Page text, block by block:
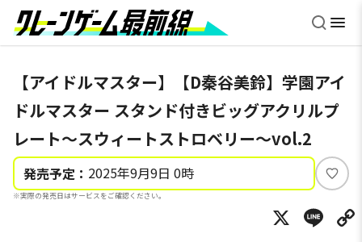
【アイドルマスター】【D秦谷美鈴】学園アイ
ドルマスター スタンド付きビッグアクリルプ
レート～スウィートストロベリー～vol.2
発売予定： 2025年9月9日 0時
※実際の発売日はサービスをご確認ください。
い
ね
X